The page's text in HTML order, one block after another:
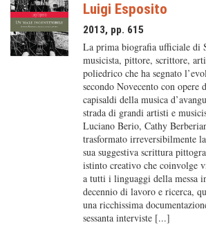
Luigi Esposito
2013, pp. 615
La prima biografia ufficiale di
musicista, pittore, scrittore,
poliedrico che ha segnato
secondo Novecento con opere
capisaldi della musica
strada di grandi artisti e
Luciano Berio, Cathy
trasformato irreversibilmente
sua suggestiva scrittura
istinto creativo che coinvolge
a tutti i linguaggi della messa
decennio di lavoro e ricerca,
una ricchissima
sessanta interviste [...]